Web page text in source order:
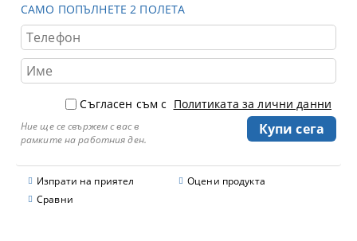
САМО ПОПЪЛНЕТЕ 2 ПОЛЕТА
Съгласен съм с Политиката за лични данни
Ние ще се свържем с вас в
рамките на работния ден.
Изпрати на приятел
Оцени продукта
Сравни